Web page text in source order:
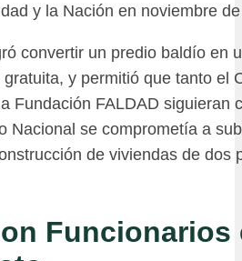
y la Nación en noviembre
convertir un predio baldío en
y permitió que tanto el
Fundación FALDAD siguieran
Nacional se comprometía a
de viviendas de dos
Funcionarios